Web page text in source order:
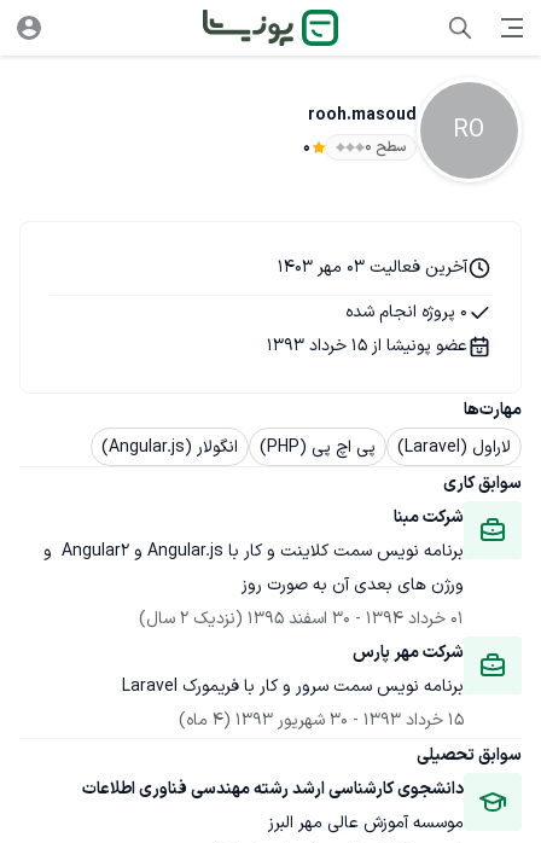
RO
rooh.masoud
سطح ۰ 0
مهارت‌ها
لاراول (Laravel)
پی اچ پی (PHP)
انگولار (Angular.js)
سوابق کاری
شرکت مبنا
برنامه نویس سمت کلاینت و کار با Angular.js و Angular2  و
ورژن های بعدی آن به صورت روز
01 خرداد 1394
- 30 اسفند 1395
(نزدیک 2 سال)
شرکت مهر پارس
برنامه نویس سمت سرور و کار با فریمورک Laravel
15 خرداد 1393
- 30 شهریور 1393
(4 ماه)
سوابق تحصیلی
دانشجوی کارشناسی ارشد رشته مهندسی فناوری اطلاعات
موسسه آموزش عالی مهر البرز
آخرین فعالیت 03 مهر 1403
0 پروژه انجام شده
عضو پونیشا از 15 خرداد 1393